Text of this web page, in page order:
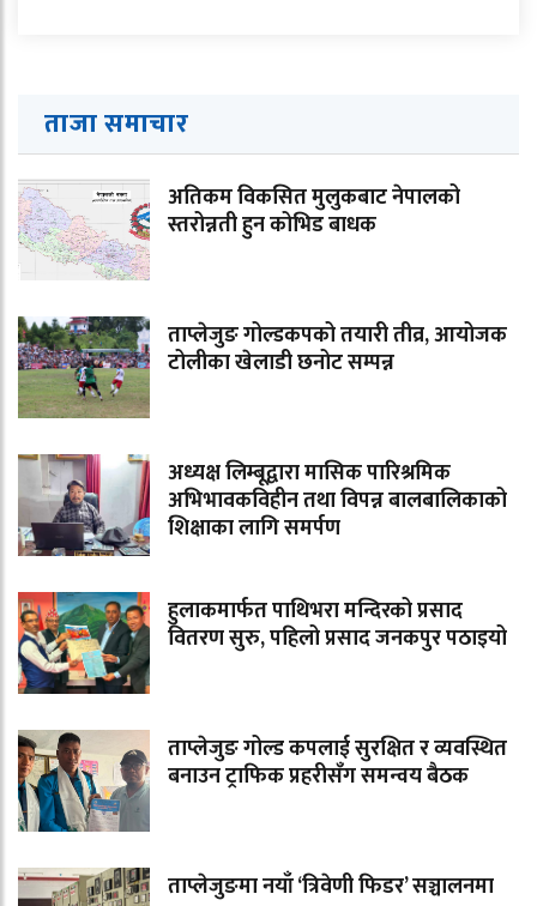
ताजा समाचार
अतिकम विकसित मुलुकबाट नेपालको
स्तरोन्नती हुन कोभिड बाधक
ताप्लेजुङ गोल्डकपको तयारी तीव्र, आयोजक
टोलीका खेलाडी छनोट सम्पन्न
अध्यक्ष लिम्बूद्वारा मासिक पारिश्रमिक
अभिभावकविहीन तथा विपन्न बालबालिकाको
शिक्षाका लागि समर्पण
हुलाकमार्फत पाथिभरा मन्दिरको प्रसाद
वितरण सुरु, पहिलो प्रसाद जनकपुर पठाइयो
ताप्लेजुङ गोल्ड कपलाई सुरक्षित र व्यवस्थित
बनाउन ट्राफिक प्रहरीसँग समन्वय बैठक
ताप्लेजुङमा नयाँ ‘त्रिवेणी फिडर’ सञ्चालनमा